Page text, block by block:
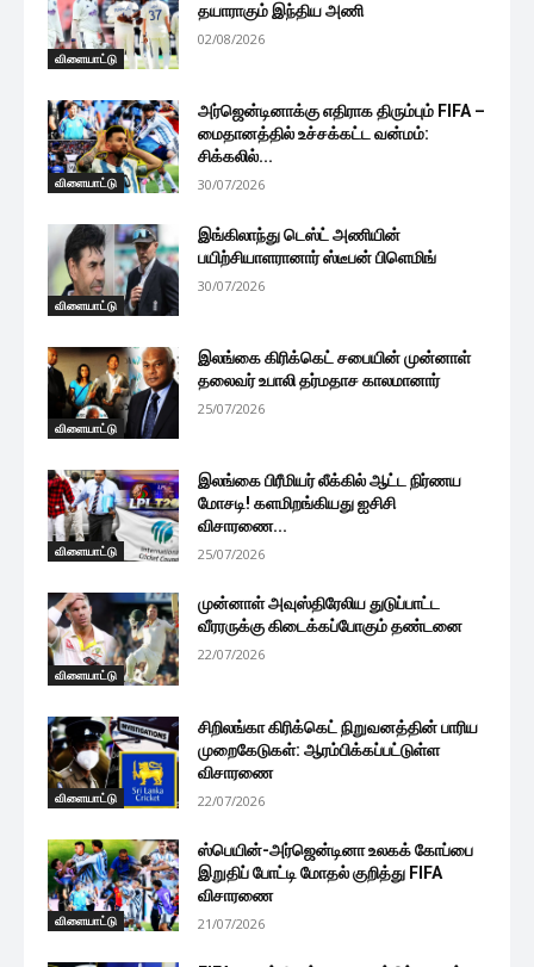
விளையாட்டு
தயாராகும் இந்திய அணி
02/08/2026
விளையாட்டு
அர்ஜென்டினாக்கு எதிராக திரும்பும் FIFA –
மைதானத்தில் உச்சக்கட்ட வன்மம்:
சிக்கலில்...
30/07/2026
விளையாட்டு
இங்கிலாந்து டெஸ்ட் அணியின்
பயிற்சியாளரானார் ஸ்டீபன் பிளெமிங்
30/07/2026
விளையாட்டு
இலங்கை கிரிக்கெட் சபையின் முன்னாள்
தலைவர் உபாலி தர்மதாச காலமானார்
25/07/2026
விளையாட்டு
இலங்கை பிரீமியர் லீக்கில் ஆட்ட நிர்ணய
மோசடி! களமிறங்கியது ஐசிசி
விசாரணை...
25/07/2026
விளையாட்டு
முன்னாள் அவுஸ்திரேலிய துடுப்பாட்ட
வீரரருக்கு கிடைக்கப்போகும் தண்டனை
22/07/2026
விளையாட்டு
சிறிலங்கா கிரிக்கெட் நிறுவனத்தின் பாரிய
முறைகேடுகள்: ஆரம்பிக்கப்பட்டுள்ள
விசாரணை
22/07/2026
விளையாட்டு
ஸ்பெயின்-அர்ஜென்டினா உலகக் கோப்பை
இறுதிப் போட்டி மோதல் குறித்து FIFA
விசாரணை
21/07/2026